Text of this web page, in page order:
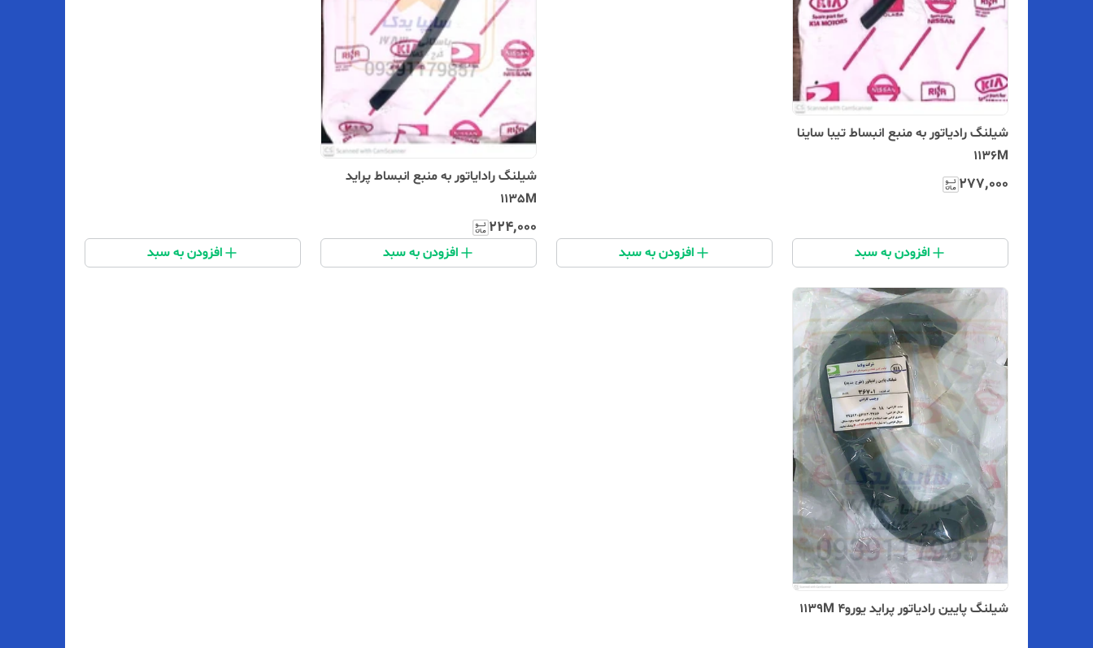
شیلنگ رادیاتور به منبع انبساط تیبا ساینا
1136M
۲۷۷٬۰۰۰
افزودن به سبد افزودن به سبد
شیلنگ رادایاتور به منبع انبساط پراید
1135M
۲۲۴٬۰۰۰
افزودن به سبد افزودن به سبد
شیلنگ پایین رادیاتور پراید یورو۴ 1139M